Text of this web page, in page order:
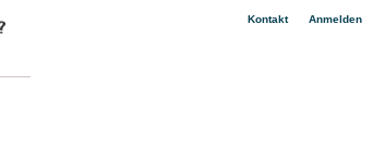
Kontakt| Anmelden